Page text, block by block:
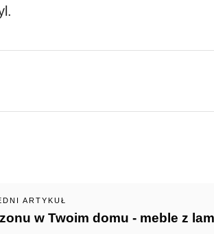
ARTYKUŁ
w Twoim domu - meble z